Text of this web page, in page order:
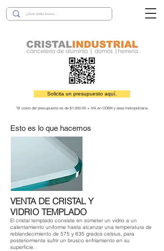
Solicita un presupuesto aquí.
*El costo del presupuesto es de $1,000.00 + IVA en CDMX y área metropolitana.
Esto es lo que hacemos
VENTA DE CRISTAL Y
VIDRIO TEMPLADO
El cristal templado consiste en someter un vidrio a un
calentamiento uniforme hasta alcanzar una temperatura de
reblandecimiento de 575 y 635 grados celsius, para
posteriormente sufrir un brusco enfriamiento en su
superficie.